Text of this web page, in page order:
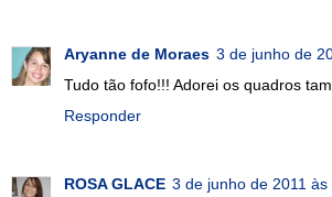
Aryanne de Moraes 3 de junho de
Tudo tão fofo!!! Adorei os quadros
Responder
ROSA GLACE 3 de junho de 2011 às